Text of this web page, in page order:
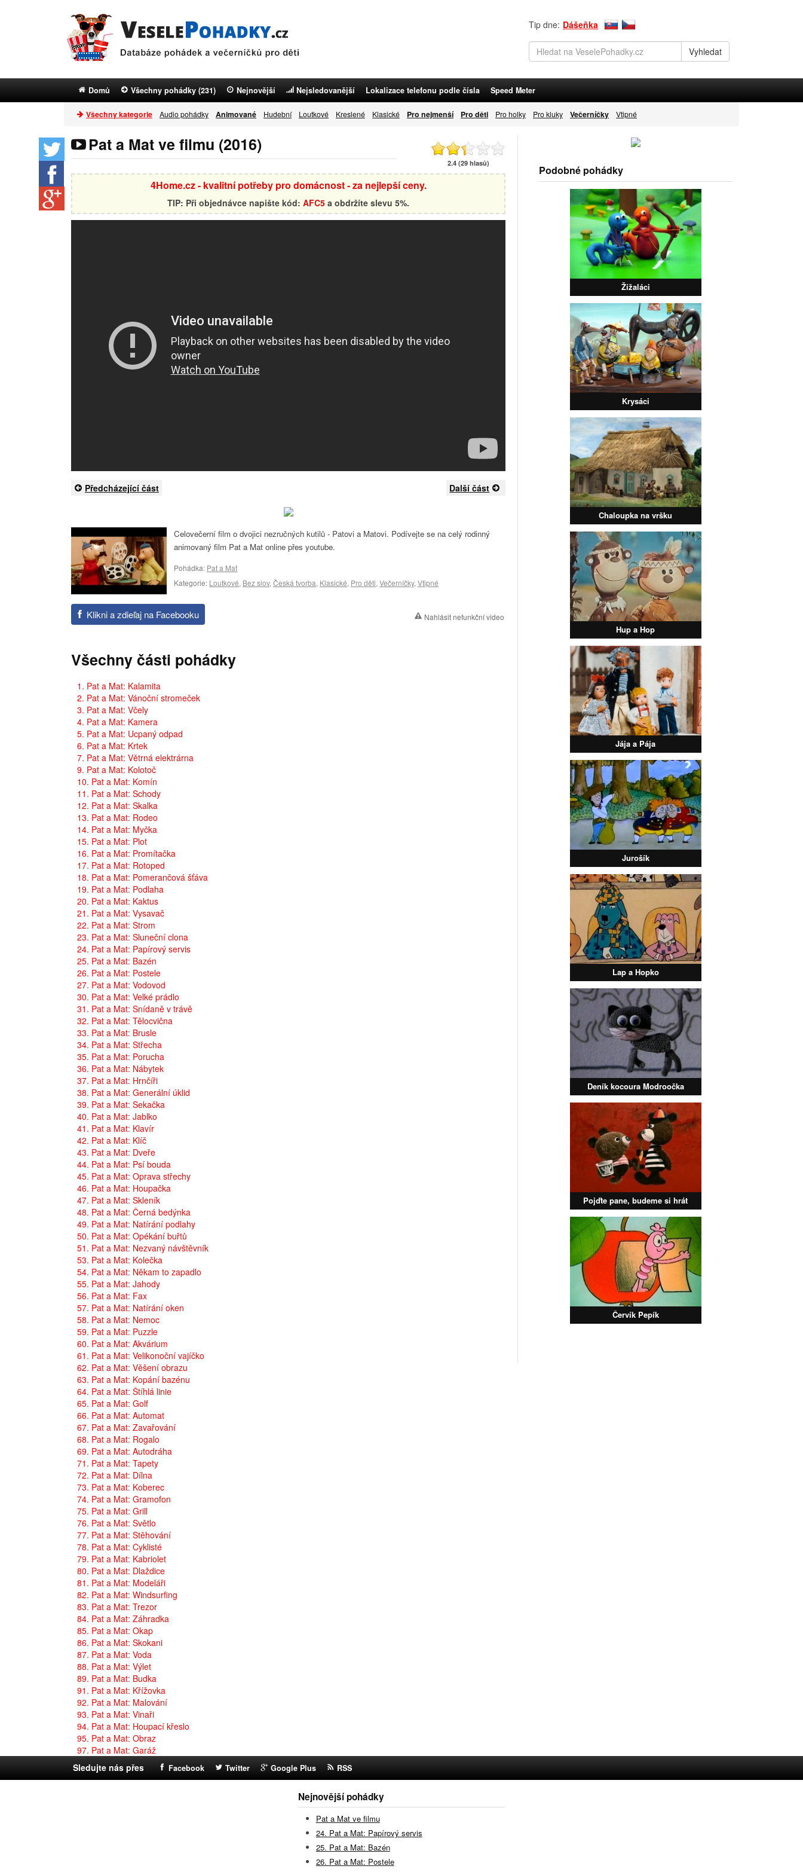
Tip dne: Dášeňka
Domů Všechny pohádky (231) Nejnovější Nejsledovanější Lokalizace telefonu podle čísla Speed Meter
Všechny kategorie Audio pohádky Animované Hudební Loutkové Kreslené Klasické Pro nejmenší Pro děti Pro holky Pro kluky Večerníčky Vtipné
Pat a Mat ve filmu (2016)
2.4 (29 hlasů)
4Home.cz - kvalitní potřeby pro domácnost - za nejlepší ceny.
TIP: Při objednávce napište kód:AFC5 a obdržíte slevu 5%.
Předcházející část Další část
Celovečerní film o dvojici nezručných kutilů - Patovi a Matovi. Podívejte se na celý rodinný
animovaný film Pat a Mat online přes youtube.
Pohádka: Pat a Mat
Kategorie: Loutkové, Bez slov, Česká tvorba, Klasické, Pro děti, Večerníčky, Vtipné
Klikni a zdieľaj na Facebooku Nahlásit nefunkční video
Všechny části pohádky
1. Pat a Mat: Kalamita
2. Pat a Mat: Vánoční stromeček
3. Pat a Mat: Včely
4. Pat a Mat: Kamera
5. Pat a Mat: Ucpaný odpad
6. Pat a Mat: Krtek
7. Pat a Mat: Větrná elektrárna
9. Pat a Mat: Kolotoč
10. Pat a Mat: Komín
11. Pat a Mat: Schody
12. Pat a Mat: Skalka
13. Pat a Mat: Rodeo
14. Pat a Mat: Myčka
15. Pat a Mat: Plot
16. Pat a Mat: Promítačka
17. Pat a Mat: Rotoped
18. Pat a Mat: Pomerančová šťáva
19. Pat a Mat: Podlaha
20. Pat a Mat: Kaktus
21. Pat a Mat: Vysavač
22. Pat a Mat: Strom
23. Pat a Mat: Sluneční clona
24. Pat a Mat: Papírový servis
25. Pat a Mat: Bazén
26. Pat a Mat: Postele
27. Pat a Mat: Vodovod
30. Pat a Mat: Velké prádlo
31. Pat a Mat: Snídaně v trávě
32. Pat a Mat: Tělocvična
33. Pat a Mat: Brusle
34. Pat a Mat: Střecha
35. Pat a Mat: Porucha
36. Pat a Mat: Nábytek
37. Pat a Mat: Hrnčíři
38. Pat a Mat: Generální úklid
39. Pat a Mat: Sekačka
40. Pat a Mat: Jablko
41. Pat a Mat: Klavír
42. Pat a Mat: Klíč
43. Pat a Mat: Dveře
44. Pat a Mat: Psí bouda
45. Pat a Mat: Oprava střechy
46. Pat a Mat: Houpačka
47. Pat a Mat: Skleník
48. Pat a Mat: Černá bedýnka
49. Pat a Mat: Natírání podlahy
50. Pat a Mat: Opékání buřtů
51. Pat a Mat: Nezvaný návštěvník
53. Pat a Mat: Kolečka
54. Pat a Mat: Někam to zapadlo
55. Pat a Mat: Jahody
56. Pat a Mat: Fax
57. Pat a Mat: Natírání oken
58. Pat a Mat: Nemoc
59. Pat a Mat: Puzzle
60. Pat a Mat: Akvárium
61. Pat a Mat: Velikonoční vajíčko
62. Pat a Mat: Věšení obrazu
63. Pat a Mat: Kopání bazénu
64. Pat a Mat: Štíhlá linie
65. Pat a Mat: Golf
66. Pat a Mat: Automat
67. Pat a Mat: Zavařování
68. Pat a Mat: Rogalo
69. Pat a Mat: Autodráha
71. Pat a Mat: Tapety
72. Pat a Mat: Dílna
73. Pat a Mat: Koberec
74. Pat a Mat: Gramofon
75. Pat a Mat: Grill
76. Pat a Mat: Světlo
77. Pat a Mat: Stěhování
78. Pat a Mat: Cyklisté
79. Pat a Mat: Kabriolet
80. Pat a Mat: Dlaždice
81. Pat a Mat: Modeláři
82. Pat a Mat: Windsurfing
83. Pat a Mat: Trezor
84. Pat a Mat: Záhradka
85. Pat a Mat: Okap
86. Pat a Mat: Skokani
87. Pat a Mat: Voda
88. Pat a Mat: Výlet
89. Pat a Mat: Budka
91. Pat a Mat: Křížovka
92. Pat a Mat: Malování
93. Pat a Mat: Vinaři
94. Pat a Mat: Houpací křeslo
95. Pat a Mat: Obraz
97. Pat a Mat: Garáž
Podobné pohádky
Žížaláci
Krysáci
Chaloupka na vršku
Hup a Hop
Jája a Pája
Jurošík
Lap a Hopko
Deník kocoura Modroočka
Pojďte pane, budeme si hrát
Červík Pepík
Sledujte nás přes Facebook Twitter Google Plus RSS
Nejnovější pohádky
Pat a Mat ve filmu
24. Pat a Mat: Papírový servis
25. Pat a Mat: Bazén
26. Pat a Mat: Postele